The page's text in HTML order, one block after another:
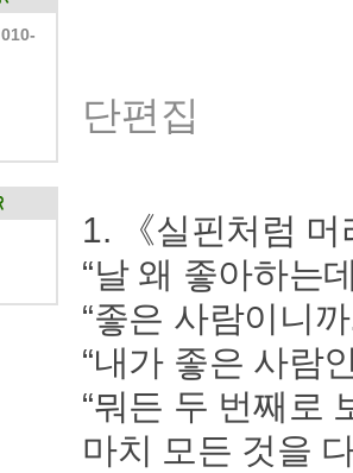
단편집
1. 《실핀처럼
“날 왜 좋아하는
“좋은 사람이니까
“내가 좋은 사람
“뭐든 두 번째로
마치 모든 것을